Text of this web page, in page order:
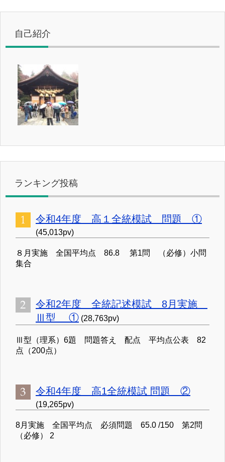
自己紹介
ランキング投稿
令和4年度 高１全統模試 問題 ①
(45,013pv)
８月実施 全国平均点 86.8 第1問 （必修）小問
集合
令和2年度 全統記述模試 8月実施
Ⅲ型 ① (28,763pv)
Ⅲ型（理系）6題 問題答え 配点 平均点公表 82
点（200点）
令和4年度 高1全統模試 問題 ②
(19,265pv)
8月実施 全国平均点 必須問題 65.0 /150 第2問
（必修） 2